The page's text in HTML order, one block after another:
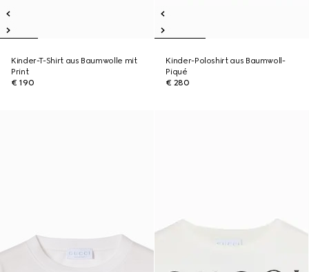
Kinder-T-Shirt aus Baumwolle mit
Print
€ 190
Kinder-Poloshirt aus Baumwoll-
Piqué
€ 280